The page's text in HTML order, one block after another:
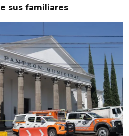
sus familiares.